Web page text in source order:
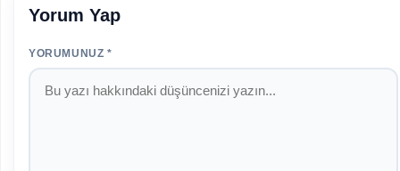
Yorum Yap
YORUMUNUZ *